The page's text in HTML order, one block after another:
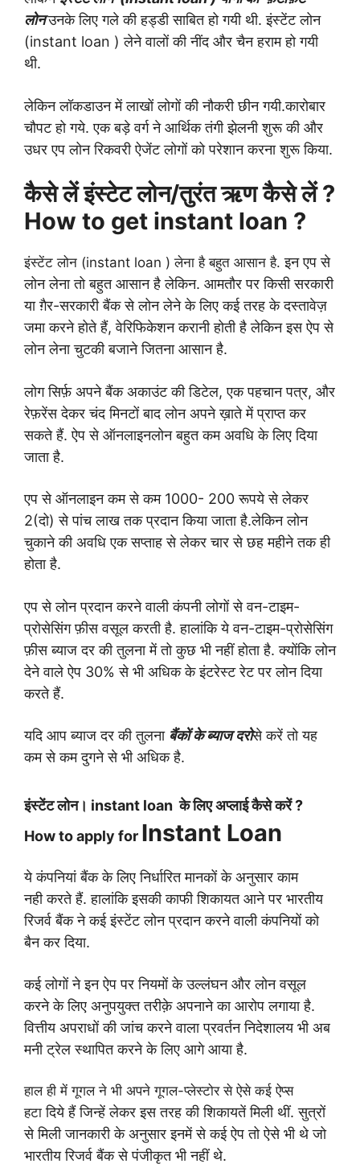
लोनउनके लिए गले की हड्डी साबित हो गयी थी.इंस्टेंट लोन
(instant loan ) लेने वालों की नींद और चैन हराम हो गयी
थी.
लेकिनलॉकडाउन में लाखों लोगों की नौकरी छीन गयी.कारोबार
चौपट होगये. एक बड़े वर्ग ने आर्थिक तंगी झेलनी शुरू की और
उधर एपलोन रिकवरी ऐजेंट लोगों को परेशान करना शुरू किया.
कैसे लें इंस्टेट लोन/तुरंत ऋण कैसे लें ?
How to get instant loan ?
इंस्टेंट लोन (instant loan ) लेना है बहुत आसान है.इन एप से
लोन लेना तो बहुत आसान है लेकिन. आमतौर पर किसीसरकारी
या ग़ैर-सरकारी बैंक से लोन लेने के लिए कई तरह केदस्तावेज़
जमा करने होते हैं,वेरिफिकेशन करानी होती है लेकिन इसऐप से
लोन लेना चुटकी बजाने जितना आसान है.
लोग सिर्फ़ अपनेबैंक अकाउंट की डिटेल, एक पहचान पत्र, और
रेफ़रेंस देकर चंदमिनटों बाद लोन अपने ख़ाते में प्राप्त कर
सकते हैं. ऐप सेऑनलाइनलोन बहुत कम अवधि के लिए दिया
जाता है.
एप से ऑनलाइन कम से कम 1000- 200 रूपये से लेकर
2(दो) सेपांच लाख तक प्रदान किया जाता है.लेकिन लोन
चुकाने की अवधिएक सप्ताह से लेकर चार से छह महीने तक ही
होता है.
एप सेलोन प्रदान करने वाली कंपनी लोगों से वन-टाइम-
प्रोसेसिंग फ़ीसवसूल करती है. हालांकि ये वन-टाइम-प्रोसेसिंग
फ़ीस ब्याज दर कीतुलना में तो कुछ भी नहीं होता है. क्योंकि लोन
देने वाले ऐप 30%से भी अधिक के इंटरेस्ट रेट पर लोन दिया
करते हैं.
यदि आपब्याज दर की तुलना बैंकों के ब्याज दरोसे करें तो यह
कम से कमदुगने से भी अधिक है.
इंस्टेंट लोन। instant loan के लिए अप्लाई कैसे करें ?
How to apply for Instant Loan
ये कंपनियां बैंक के लिए निर्धारित मानकों के अनुसार काम
नहीकरते हैं. हालांकि इसकी काफी शिकायत आने पर भारतीय
रिजर्वबैंक ने कई इंस्टेंट लोन प्रदान करने वाली कंपनियों को
बैन करदिया.
कई लोगों ने इन ऐप पर नियमों के उल्लंघन और लोन वसूल
करनेके लिए अनुपयुक्त तरीक़े अपनाने का आरोप लगाया है.
वित्तीयअपराधों की जांच करने वाला प्रवर्तन निदेशालय भी अब
मनी ट्रेलस्थापित करने के लिए आगे आया है.
हाल ही में गूगल ने भी अपने गूगल-प्लेस्टोर से ऐसे कई ऐप्स
हटादिये हैं जिन्हें लेकर इस तरह की शिकायतें मिली थीं. सुत्रों
से मिलीजानकारी के अनुसार इनमें से कई ऐप तो ऐसे भी थे जो
भारतीयरिजर्व बैंक से पंजीकृत भी नहीं थे.